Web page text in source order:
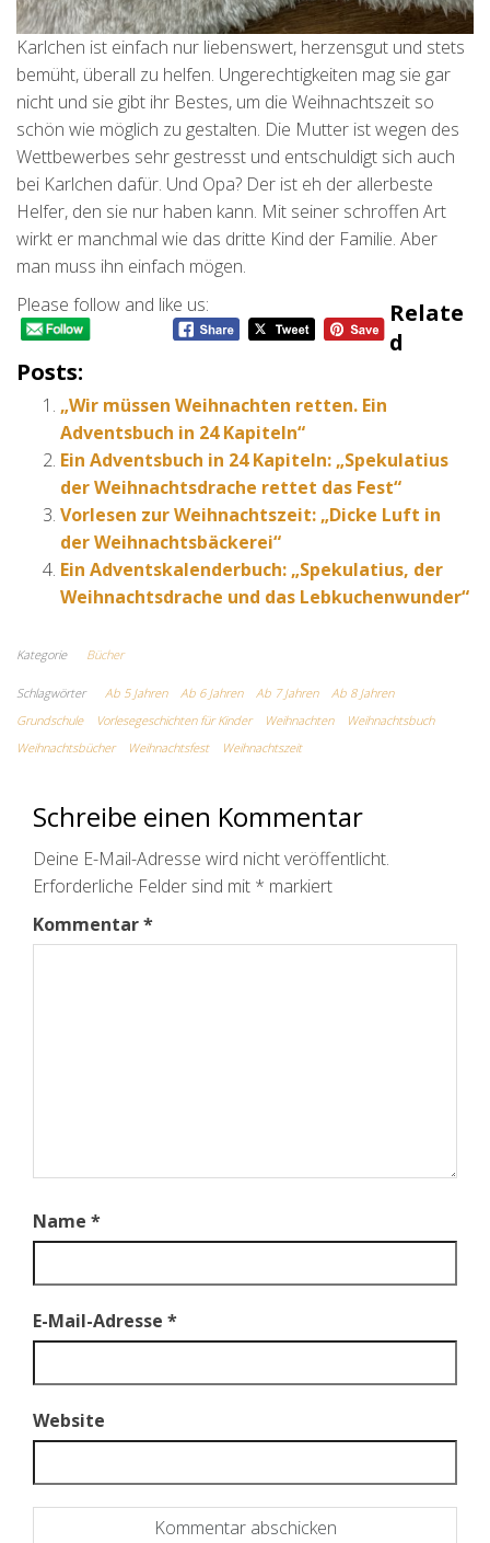
Karlchen ist einfach nur liebenswert, herzensgut und stets
bemüht, überall zu helfen. Ungerechtigkeiten mag sie gar
nicht und sie gibt ihr Bestes, um die Weihnachtszeit so
schön wie möglich zu gestalten. Die Mutter ist wegen des
Wettbewerbes sehr gestresst und entschuldigt sich auch
bei Karlchen dafür. Und Opa? Der ist eh der allerbeste
Helfer, den sie nur haben kann. Mit seiner schroffen Art
wirkt er manchmal wie das dritte Kind der Familie. Aber
man muss ihn einfach mögen.
Please follow and like us:
Relate
D
Posts:
„Wir müssen Weihnachten retten. Ein
Adventsbuch in 24 Kapiteln“
Ein Adventsbuch in 24 Kapiteln: „Spekulatius
der Weihnachtsdrache rettet das Fest“
Vorlesen zur Weihnachtszeit: „Dicke Luft in
der Weihnachtsbäckerei“
Ein Adventskalenderbuch: „Spekulatius, der
Weihnachtsdrache und das Lebkuchenwunder“
Kategorie Bücher
Schlagwörter Ab 5 Jahren Ab 6 Jahren Ab 7 Jahren
Ab 8 Jahren
Grundschule
Vorlesegeschichten für Kinder Weihnachten
Weihnachtsbuch
Weihnachtsbücher
Weihnachtsfest Weihnachtszeit
Schreibe einen Kommentar
Deine E-Mail-Adresse wird nicht veröffentlicht.
Erforderliche Felder sind mit * markiert
Kommentar*
Name *
E-Mail-Adresse *
Website